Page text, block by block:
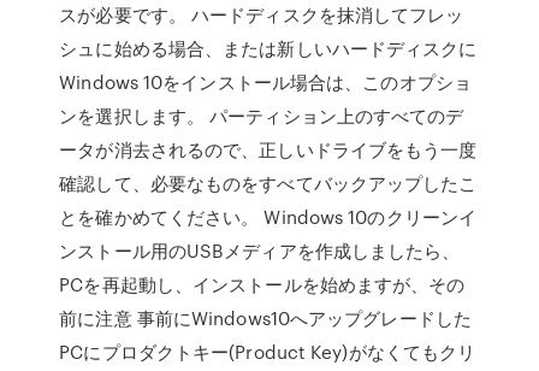
スが必要です。 ハードディスクを抹消してフレッ
シュに始める場合、または新しいハードディスクに
Windows 10をインストール場合は、このオプショ
ンを選択します。 パーティション上のすべてのデ
ータが消去されるので、正しいドライブをもう一度
確認して、必要なものをすべてバックアップしたこ
とを確かめてください。 Windows 10のクリーンイ
ンストール用のUSBメディアを作成しましたら、
PCを再起動し、インストールを始めますが、その
前に注意 事前にWindows10へアップグレードした
PCにプロダクトキー(Product Key)がなくてもクリ